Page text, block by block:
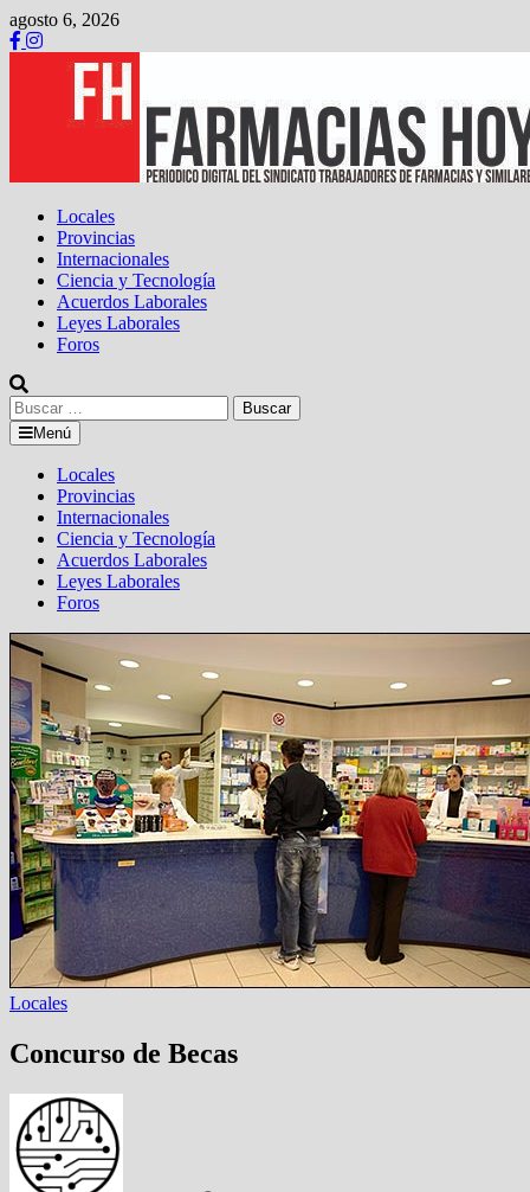
Saltar
al
contenido
agosto 6, 2026
Locales
Provincias
Internacionales
Ciencia y Tecnología
Acuerdos Laborales
Leyes Laborales
Foros
Buscar:
Menú
Locales
Provincias
Internacionales
Ciencia y Tecnología
Acuerdos Laborales
Leyes Laborales
Foros
Locales
Concurso de Becas